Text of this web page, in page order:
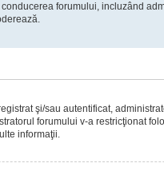
forumului, incluzând
şi/sau autentificat,
forumului v-a restricţionat
informaţii.